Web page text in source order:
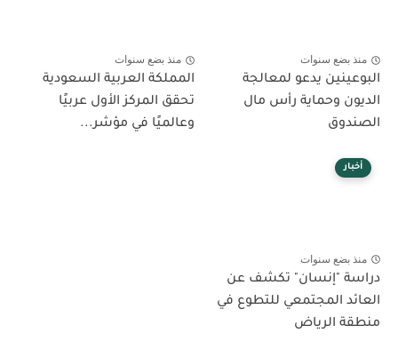
منذ بضع سنوات
البوعينين يدعو لمعالجة
الديون وحماية رأس مال
الصندوق
منذ بضع سنوات
المملكة العربية السعودية
تحقق المركز الأول عربيًا
وعالميًا في مؤشر...
أخبار
منذ بضع سنوات
دراسة "إنسان" تكشف عن
العائد المجتمعي للتطوع في
منطقة الرياض